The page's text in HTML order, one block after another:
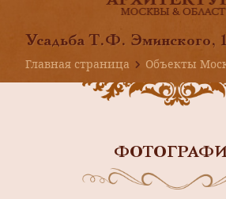
Усадьба Т.Ф. Эминского,
Главная страница
Объекты